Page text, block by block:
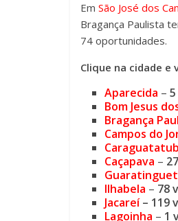
Em São José dos
Bragança Paulista
74 oportunidades.
Clique na cidade
Aparecida –
Bom Jesus
Bragança
Campos do
Caçapava –
Ilhabela – 78
Jacareí– 119
Lagoinha – 1